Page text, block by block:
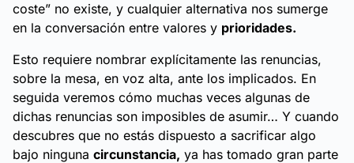
coste” no existe, y cualquier alternativa nos sumerge
en la conversación entre valores y prioridades.
Esto requiere nombrar explícitamente las renuncias,
sobre la mesa, en voz alta, ante los implicados. En
seguida veremos cómo muchas veces algunas de
dichas renuncias son imposibles de asumir… Y cuando
descubres que no estás dispuesto a sacrificar algo
bajo ninguna circunstancia, ya has tomado gran parte